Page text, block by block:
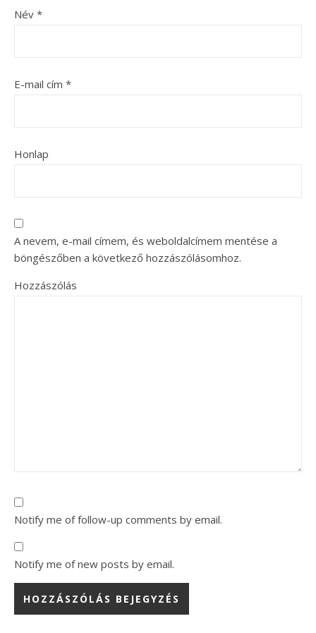
Név *
E-mail cím *
Honlap
A nevem, e-mail címem, és weboldalcímem mentése a
böngészőben a következő hozzászólásomhoz.
Hozzászólás
Notify me of follow-up comments by email.
Notify me of new posts by email.